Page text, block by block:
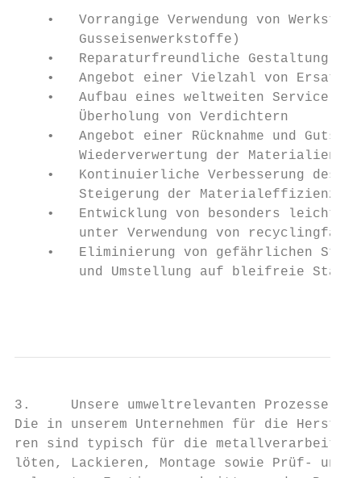
•   Vorrangige Verwendung von
        Gusseisenwerkstoffe)
    •   Reparaturfreundliche Gestaltung
•   Angebot einer Vielzahl von
•   Aufbau eines weltweiten Service-
        Überholung von Verdichtern
•   Angebot einer Rücknahme und
Wiederverwertung der Materialien
•   Kontinuierliche Verbesserung des
        Steigerung der Materialeffizienz
•   Entwicklung von besonders
unter Verwendung von
•   Eliminierung von gefährlichen
und Umstellung auf bleifreie
3.     Unsere umweltrelevanten Prozesse
Die in unserem Unternehmen für die
ren sind typisch für die
löten, Lackieren, Montage sowie Prüf- und